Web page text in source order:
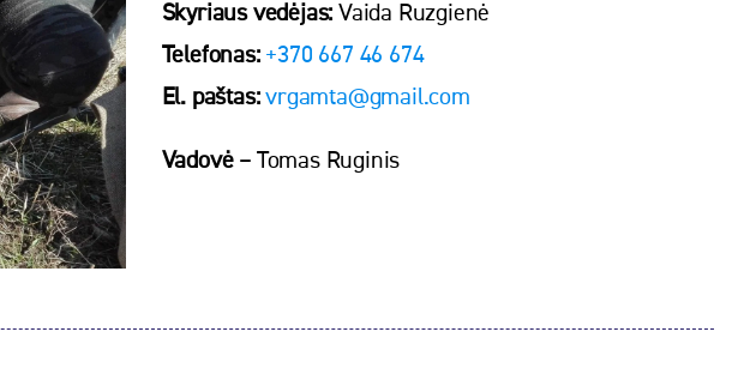
Skyriaus vedėjas: Vaida Ruzgienė
Telefonas: +370 667 46 674
El. paštas: vrgamta@gmail.com
Vadovė –Tomas Ruginis